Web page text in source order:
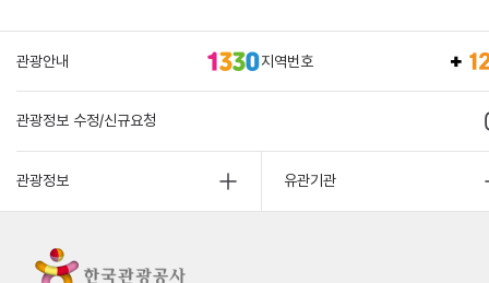
관광안내 지역번호
관광정보 수정/신규요청
관광정보 유관기관